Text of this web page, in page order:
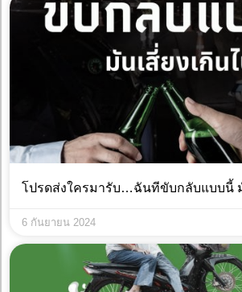
โปรดส่งใครมารับ…ฉันทีขับกลับแบบนี้ มั
6 กันยายน 2024